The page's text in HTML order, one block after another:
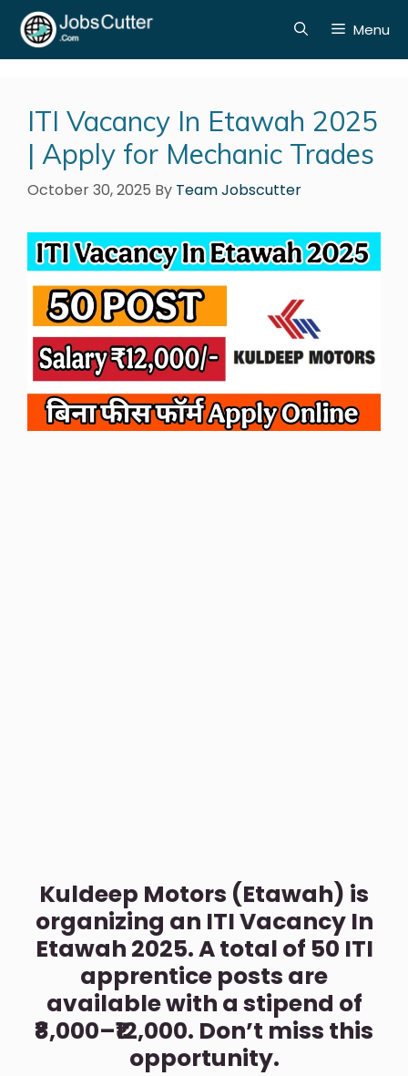
Menu
ITI Vacancy In Etawah 2025
| Apply for Mechanic Trades
October 30, 2025 By Team Jobscutter
Kuldeep Motors (Etawah) is
organizing an ITI Vacancy In
Etawah 2025. A total of 50 ITI
apprentice posts are
available with a stipend of
₹8,000–₹12,000. Don’t miss this
opportunity.